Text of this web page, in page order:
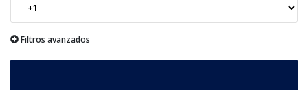
Filtros avanzados